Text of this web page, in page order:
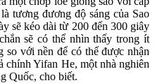
tương đương độ sáng của Sao
sẽ kéo dài từ 200 đến 300 giây
sẽ có thể nhìn thấy trong ít
so với nền để có thể được nhận
chính Yifan He, một nhà nghiên
Quốc, cho biết.